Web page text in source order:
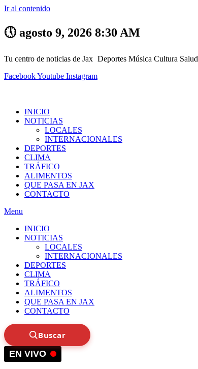
Ir al contenido
🕔 agosto 9, 2026 8:30 AM
Tu centro de noticias de Jax Deportes Música Cultura Salud
FacebookYoutube Instagram
INICIO
NOTICIAS
LOCALES
INTERNACIONALES
DEPORTES
CLIMA
TRÁFICO
ALIMENTOS
QUE PASA EN JAX
CONTACTO
Menu
INICIO
NOTICIAS
LOCALES
INTERNACIONALES
DEPORTES
CLIMA
TRÁFICO
ALIMENTOS
QUE PASA EN JAX
CONTACTO
Buscar
EN VIVO